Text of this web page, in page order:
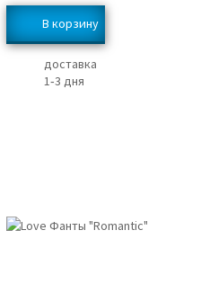
доставка
1‑3 дня